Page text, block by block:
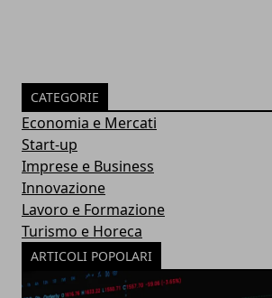
CATEGORIE
Economia e Mercati
Start-up
Imprese e Business
Innovazione
Lavoro e Formazione
Turismo e Horeca
ARTICOLI POPOLARI